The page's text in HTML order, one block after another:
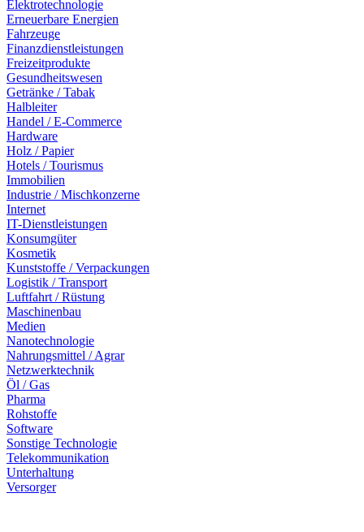
Elektrotechnologie
Erneuerbare Energien
Fahrzeuge
Finanzdienstleistungen
Freizeitprodukte
Gesundheitswesen
Getränke / Tabak
Halbleiter
Handel / E-Commerce
Hardware
Holz / Papier
Hotels / Tourismus
Immobilien
Industrie / Mischkonzerne
Internet
IT-Dienstleistungen
Konsumgüter
Kosmetik
Kunststoffe / Verpackungen
Logistik / Transport
Luftfahrt / Rüstung
Maschinenbau
Medien
Nanotechnologie
Nahrungsmittel / Agrar
Netzwerktechnik
Öl / Gas
Pharma
Rohstoffe
Software
Sonstige Technologie
Telekommunikation
Unterhaltung
Versorger